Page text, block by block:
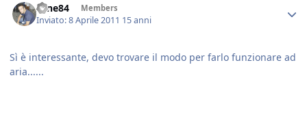
sane84 Members
Inviato:8 Aprile 2011 15 anni
Sì è interessante, devo trovare il modo per farlo funzionare ad
aria......